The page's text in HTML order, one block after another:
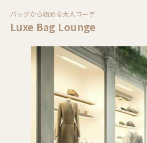
バッグから始める大人コーデ
Luxe Bag Lounge